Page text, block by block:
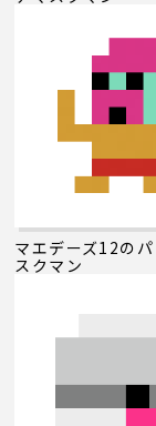
マエデーズ12の
スクマン